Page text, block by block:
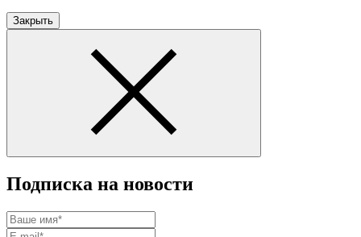
Закрыть
Подписка на новости